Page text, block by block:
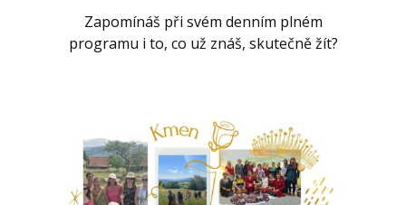
Zapomínáš při svém denním plném
programu i to, co už znáš, skutečně žít?